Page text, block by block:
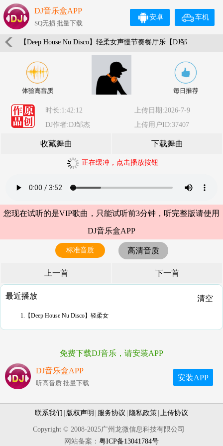
DJ音乐盒APP
SQ无损 批量下载
车机
安卓
【Deep House Nu Disco】轻柔女声慢节奏餐厅乐【DJ邹
杰】
时长:1:42:12
上传日期:2026-7-9
DJ作者:DJ邹杰
上传用户ID:37407
收藏舞曲 下载舞曲
正在缓冲，点击播放按钮
您现在试听的是VIP歌曲，只能试听前3分钟，听完整版请使用
DJ音乐盒APP
标准音质 高清音质
上一首 下一首
最近播放 清空
1.【Deep House Nu Disco】轻柔女
免费下载DJ音乐，请安装APP
DJ音乐盒APP
听高音质 批量下载
安装APP
联系我们 版权声明 服务协议 隐私政策 上传协议
Copyright © 2008-2025广州龙微信息科技有限公司
网站备案： 粤ICP备13041784号